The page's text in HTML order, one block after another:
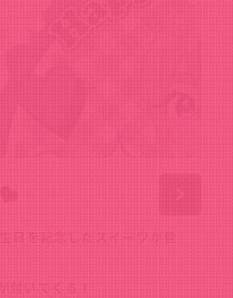
日を記念したスイーツが登
付いてくる！